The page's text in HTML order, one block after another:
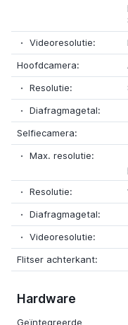
Videoresolutie:
Hoofdcamera:
Resolutie:
Diafragmagetal:
Selfiecamera:
Max. resolutie:
Resolutie:
Diafragmagetal:
Videoresolutie:
Flitser achterkant:
Hardware
Geïntegreerde